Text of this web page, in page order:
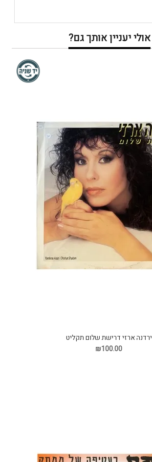
אולי יעניין אותך גם?
ירדנה ארזי דרישת שלום תקליט
₪100.00